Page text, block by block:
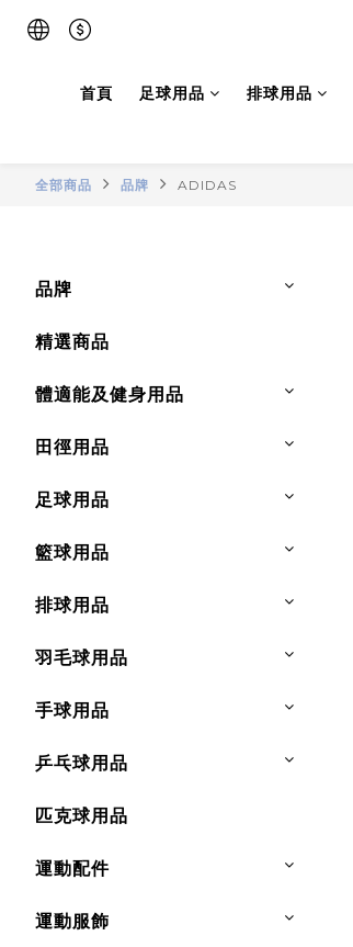
首頁 足球用品 排球用品
全部商品 品牌 ADIDAS
品牌
精選商品
體適能及健身用品
田徑用品
足球用品
籃球用品
排球用品
羽毛球用品
手球用品
乒乓球用品
匹克球用品
運動配件
運動服飾